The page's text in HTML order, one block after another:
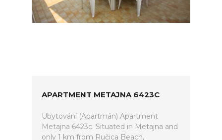
APARTMENT METAJNA 6423C
Ubytování (Apartmán) Apartment
Metajna 6423c. Situated in Metajna and
only 1 km from Ručica Beach,